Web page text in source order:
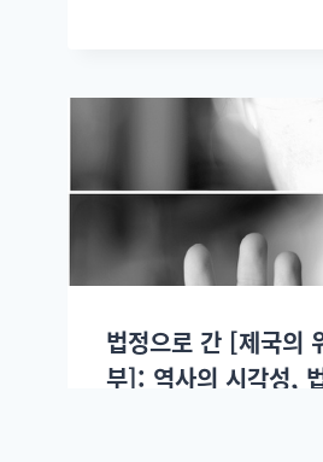
법정으로 간 [제국의
부]: 역사의 시각성,